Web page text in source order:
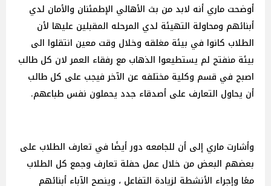
أوضحت ماري أنه لابد من بث الأهالي الإطمئنان والأمان لدي
أبنائهم ومحاولة التهيئة لدي المرحله المقبلين عليها لأن
الطلاب كانوا في بيئة مغلقه وخلال وقت معين انتقلوا الى
بيئة منفتح لم يستطيعوا الذهاب مع رفقاء العمر لان كل طالب
اصبح في قسم وكلية مختلفه عن الآخر فيجب على كل طالب
أن يحاول التعارف على أصدقاء جدد يحملون نفس طباعهم.
وأشارت ماري إلى أن للجامعه دور أيضًا في تعارف الطلاب على
بعضهم البعض من خلال عمل حفلة تعارف وجمع كل الطلاب
معًا وإجراء الأنشطة لزيادة التفاعل ، وينصح الآباء أبنائهم